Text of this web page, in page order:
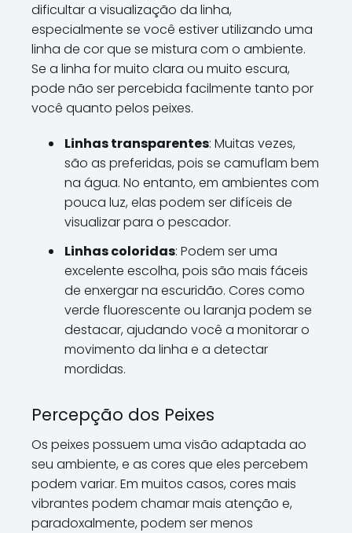
dificultar a visualização da linha,
especialmente se você estiver utilizando uma
linha de cor que se mistura com o ambiente.
Se a linha for muito clara ou muito escura,
pode não ser percebida facilmente tanto por
você quanto pelos peixes.
Linhas transparentes: Muitas vezes,
são as preferidas, pois se camuflam bem
na água. No entanto, em ambientes com
pouca luz, elas podem ser difíceis de
visualizar para o pescador.
Linhas coloridas: Podem ser uma
excelente escolha, pois são mais fáceis
de enxergar na escuridão. Cores como
verde fluorescente ou laranja podem se
destacar, ajudando você a monitorar o
movimento da linha e a detectar
mordidas.
Percepção dos Peixes
Os peixes possuem uma visão adaptada ao
seu ambiente, e as cores que eles percebem
podem variar. Em muitos casos, cores mais
vibrantes podem chamar mais atenção e,
paradoxalmente, podem ser menos